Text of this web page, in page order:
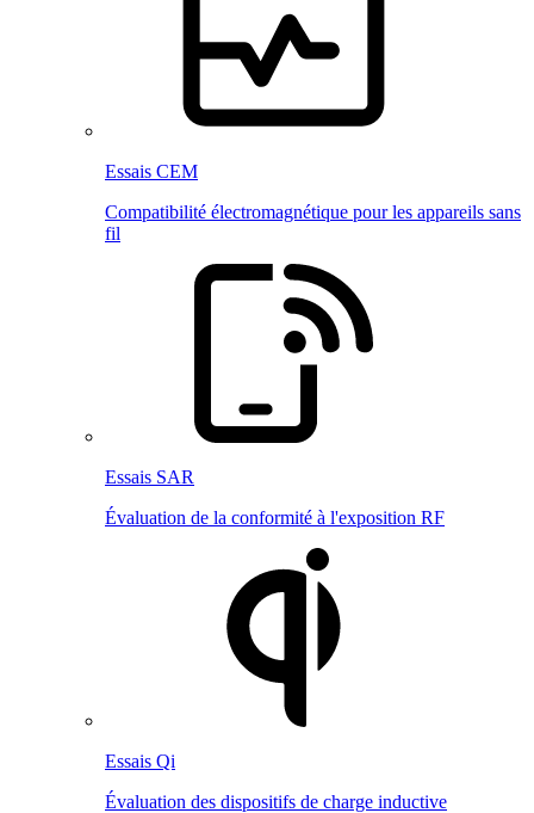
Essais CEM
Compatibilité électromagnétique pour les appareils sans
fil
Essais SAR
Évaluation de la conformité à l'exposition RF
Essais Qi
Évaluation des dispositifs de charge inductive